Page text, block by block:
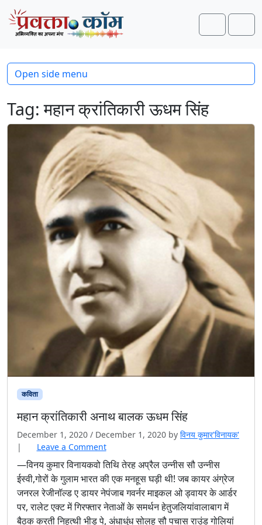
Skip to content
Skip to footer
Search
Tag:महान क्रांतिकारी ऊधम सिंह
कविता
महान क्रांतिकारी अनाथ बालक ऊधम सिंह
December 1, 2020 / December 1, 2020 by विनय कुमार'विनायक'
|
Leave a Comment
—विनय कुमार विनायकवो तिथि तेरह अप्रैल उन्नीस सौ उन्नीस
ईस्वी,गोरों के गुलाम भारत की एक मनहूस घड़ी थी! जब कायर अंग्रेज
जनरल रेजीनॉल्ड ए डायर नेपंजाब गवर्नर माइकल ओ ड्वायर के आर्डर
पर, रालेट एक्ट में गिरफ्तार नेताओं के समर्थन हेतुजलियांवालाबाग में
बैठक करती निहत्थी भीड़ पे, अंधाधुंध सोलह सौ पचास राउंड गोलियां
Open side menu